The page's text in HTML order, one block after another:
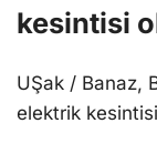
kesintisi
UŞak / Banaz,
elektrik